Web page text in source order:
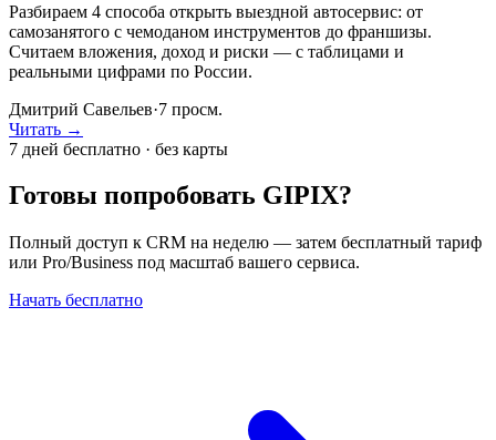
Разбираем 4 способа открыть выездной автосервис: от
самозанятого с чемоданом инструментов до франшизы.
Считаем вложения, доход и риски — с таблицами и
реальными цифрами по России.
Дмитрий Савельев·7 просм.
Читать →
7 дней бесплатно · без карты
Готовы попробовать GIPIX?
Полный доступ к CRM на неделю — затем бесплатный тариф
или Pro/Business под масштаб вашего сервиса.
Начать бесплатно